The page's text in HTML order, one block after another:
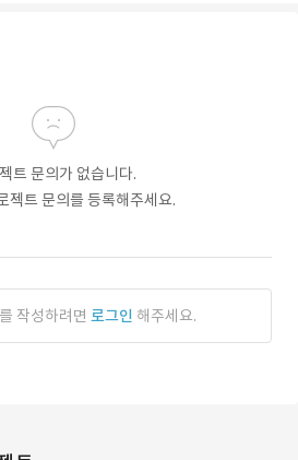
트 문의가 없습니다.
젝트 문의를 등록해주세요.
작성하려면 로그인 해주세요.